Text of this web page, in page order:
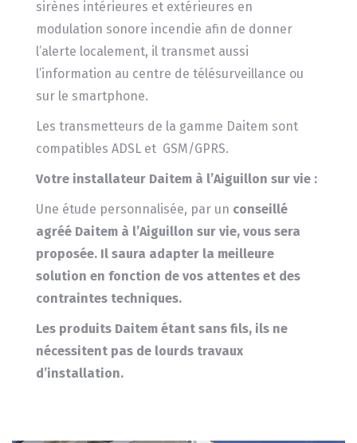
sirènes intérieures et extérieures en
modulation sonore incendie afin de donner
l’alerte localement, il transmet aussi
l’information au centre de télésurveillance ou
sur le smartphone.
Les transmetteurs de la gamme Daitem sont
compatibles ADSL et GSM/GPRS.
Votre installateur Daitem à l’Aiguillon sur vie :
Une étude personnalisée, par un conseillé
agréé Daitem à l’Aiguillon sur vie, vous sera
proposée. Il saura adapter la meilleure
solution en fonction de vos attentes et des
contraintes techniques.
Les produits Daitemétant sans fils, ils ne
nécessitent pas de lourds travaux
d’installation.